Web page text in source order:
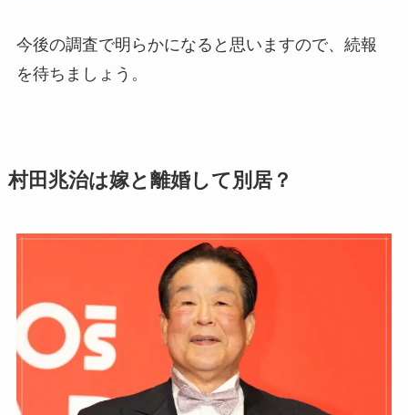
今後の調査で明らかになると思いますので、続報
を待ちましょう。
村田兆治は嫁と離婚して別居？